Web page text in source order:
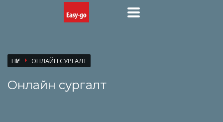
НҮҮР ОНЛАЙН СУРГАЛТ
Онлайн сургалт